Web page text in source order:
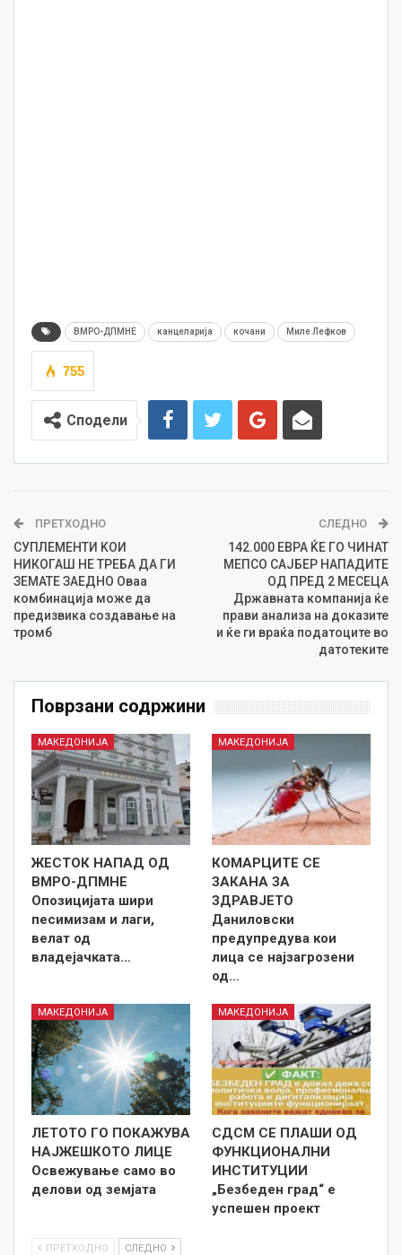
ВМРО-ДПМНЕ канцеларија кочани Миле Лефков
755
Сподели
ПРЕТХОДНО
СУПЛЕМЕНТИ KОИ
НИКОГАШ НЕ ТРЕБА ДА ГИ
ЗЕМАТЕ ЗАЕДНО Оваа
комбинација може да
предизвика создавање на
тромб
СЛЕДНО
142.000 ЕВРА ЌЕ ГО ЧИНАТ
МЕПСО САЈБЕР НАПАДИТЕ
ОД ПРЕД 2 МЕСЕЦА
Државната компанија ќе
прави анализа на доказите
и ќе ги враќа податоците во
датотеките
Поврзани содржини
МАКЕДОНИЈА
ЖЕСТОК НАПАД ОД
ВМРО-ДПМНЕ
Опозицијата шири
песимизам и лаги,
велат од
владејачката…
МАКЕДОНИЈА
КОМАРЦИТЕ СЕ
ЗАКАНА ЗА
ЗДРАВЈЕТО
Даниловски
предупредува кои
лица се најзагрозени
од…
МАКЕДОНИЈА
ЛЕТОТО ГО ПОКАЖУВА
НАЈЖЕШКОТО ЛИЦE
Освежување само во
делови од земјата
МАКЕДОНИЈА
СДСМ СЕ ПЛАШИ ОД
ФУНКЦИОНАЛНИ
ИНСТИТУЦИИ
„Безбеден град“ е
успешен проект
ПРЕТХОДНО СЛЕДНО